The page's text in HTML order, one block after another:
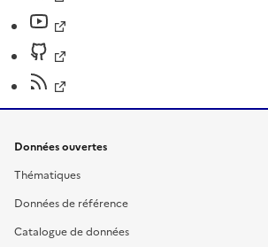
Données ouvertes
Thématiques
Données de référence
Catalogue de données